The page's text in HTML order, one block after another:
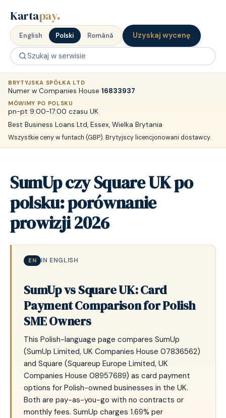
Kartapay.
English Polski Română Uzyskaj wycenę
BRYTYJSKA SPÓŁKA LTD
Numer w Companies House 16833937
MÓWIMY PO POLSKU
pn-pt 9:00-17:00 czasu UK
Best Business Loans Ltd, Essex, Wielka Brytania
Wszystkie ceny w funtach (GBP). Brytyjscy licencjonowani dostawcy.
SumUp czy Square UK po
polsku: porównanie
prowizji 2026
EN IN ENGLISH
SumUp vs Square UK: Card
Payment Comparison for Polish
SME Owners
This Polish-language page compares SumUp
(SumUp Limited, UK Companies House 07836562)
and Square (Squareup Europe Limited, UK
Companies House 08957689) as card payment
options for Polish-owned businesses in the UK.
Both are pay-as-you-go with no contracts or
monthly fees. SumUp charges 1.69% per